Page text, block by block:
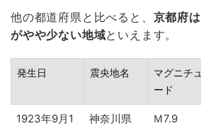
他の都道府県と比べると、 京都府
がやや少ない地域といえます。
発生日 震央地名
マグニチュ
ード
1923年9月1
神奈川県
Ｍ7.9